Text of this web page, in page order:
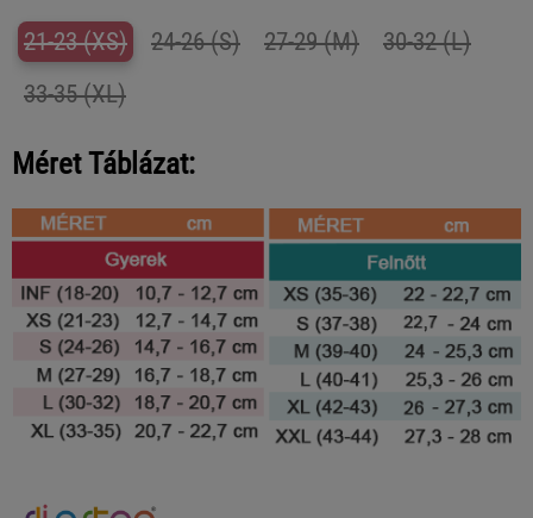
21-23 (XS) 24-26 (S) 27-29 (M)
30-32 (L)
33-35 (XL)
Méret Táblázat: